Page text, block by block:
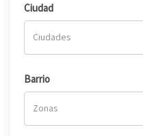
Ciudad
Ciudades
Barrio
Zonas